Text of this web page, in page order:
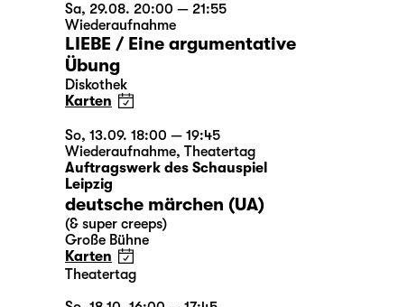
Sa, 29.08. 20:00 — 21:55
Wiederaufnahme
LIEBE / Eine argumentative
Übung
Diskothek
Karten
So, 13.09. 18:00 — 19:45
Wiederaufnahme, Theatertag
Auftragswerk des Schauspiel
Leipzig
deutsche märchen (UA)
(& super creeps)
Große Bühne
Karten
Theatertag